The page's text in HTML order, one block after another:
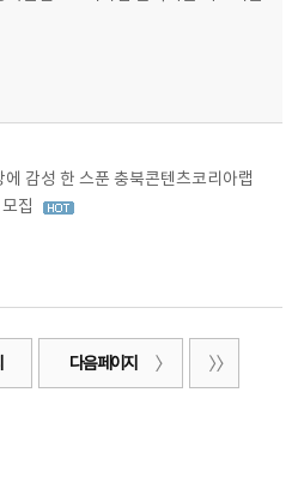
감성 한 스푼 충북콘텐츠코리아랩
집
다음 페이지